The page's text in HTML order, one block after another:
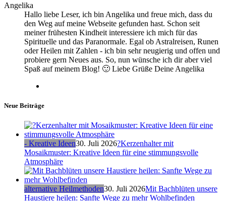
Angelika
Hallo liebe Leser, ich bin Angelika und freue mich, dass du
den Weg auf meine Webseite gefunden hast. Schon seit
meiner frühesten Kindheit interessiere ich mich für das
Spirituelle und das Paranormale. Egal ob Astralreisen, Runen
oder Heilen mit Zahlen - ich bin sehr neugierig und offen und
probiere gern Neues aus. So, nun wünsche ich dir aber viel
Spaß auf meinem Blog! 🙂 Liebe Grüße Deine Angelika
Neue Beiträge
- Kreative Ideen30. Juli 2026?Kerzenhalter mit
Mosaikmuster: Kreative Ideen für eine stimmungsvolle
Atmosphäre
alternative Heilmethoden30. Juli 2026Mit Bachblüten unsere
Haustiere heilen: Sanfte Wege zu mehr Wohlbefinden